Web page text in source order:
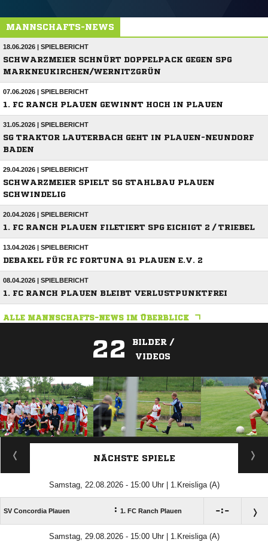
MANNSCHAFTS-NEWS
18.06.2026 | SPIELBERICHT
SCHWARZMEIER SCHNÜRT DOPPELPACK GEGEN SPG
MARKNEUKIRCHEN/WERNITZGRÜN
07.06.2026 | SPIELBERICHT
1. FC RANCH PLAUEN GEWINNT HOCH IN PLAUEN
31.05.2026 | SPIELBERICHT
SG TRAKTOR LAUTERBACH GEHT IN PLAUEN-NEUNDORF
BADEN
29.04.2026 | SPIELBERICHT
SCHWARZMEIER SPIELT SG STAHLBAU PLAUEN
SCHWINDELIG
20.04.2026 | SPIELBERICHT
1. FC RANCH PLAUEN FILETIERT SPG EICHIGT 2 / TRIEBEL
13.04.2026 | SPIELBERICHT
DEBAKEL FÜR FC FORTUNA 91 PLAUEN E.V. 2
08.04.2026 | SPIELBERICHT
1. FC RANCH PLAUEN BLEIBT VERLUSTPUNKTFREI
ALLE MANNSCHAFTS-NEWS IM ÜBERBLICK
22
BILDER /
VIDEOS
ANZEIGE
NÄCHSTE SPIELE
Samstag, 22.08.2026 - 15:00 Uhr | 1.Kreisliga (A)
SV Concordia Plauen : 1. FC Ranch Plauen :
Samstag, 29.08.2026 - 15:00 Uhr | 1.Kreisliga (A)